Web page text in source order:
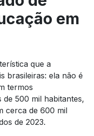
em
que a
brasileiras: ela não é
termos
500 mil habitantes,
cerca de 600 mil
de 2023.